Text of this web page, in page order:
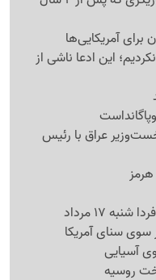
برای آمریکایی‌ها
این ادعا ناشی از
عراق با رئیس
17 مرداد
سوی سنای آمریکا
آسیایی
روسیه